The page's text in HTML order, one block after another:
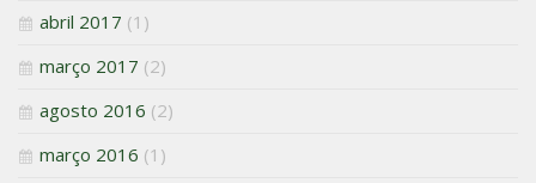
abril 2017 (1)
março 2017 (2)
agosto 2016 (2)
março 2016 (1)